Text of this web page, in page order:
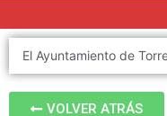
VOLVER ATRÁS